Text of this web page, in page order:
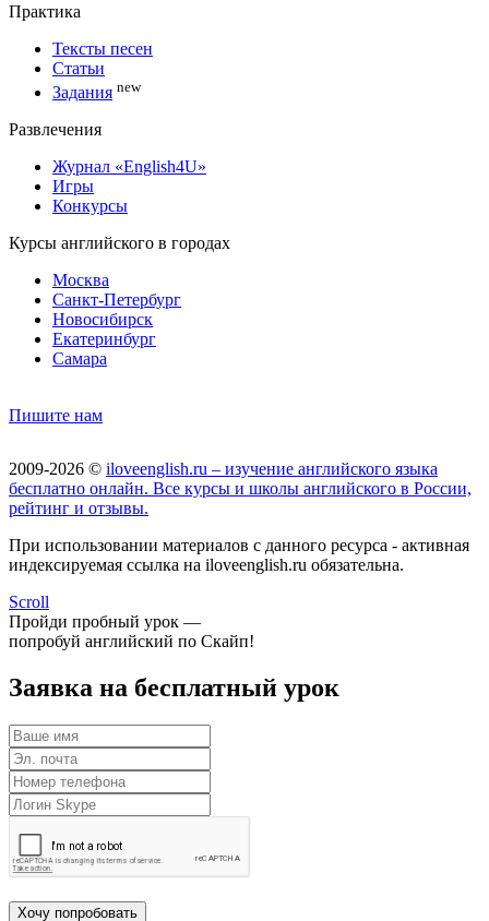
Практика
Тексты песен
Статьи
Задания new
Развлечения
Журнал «English4U»
Игры
Конкурсы
Курсы английского в городах
Москва
Санкт-Петербург
Новосибирск
Екатеринбург
Самара
Пишите нам
2009-2026 © iloveenglish.ru – изучение английского языка
бесплатно онлайн. Все курсы и школы английского в России,
рейтинг и отзывы.
При использовании материалов с данного ресурса - активная
индексируемая ссылка на iloveenglish.ru обязательна.
Scroll
Пройди пробный урок —
попробуй английский по Скайп!
Заявка на бесплатный урок